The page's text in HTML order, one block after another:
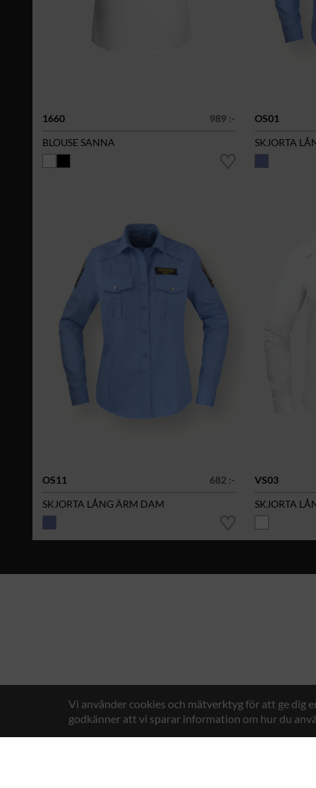
1660
989 :-
BLOUSE SANNA
OS01
SKJORTA
OS11
682 :-
SKJORTA LÅNG ÄRM DAM
VS03
SKJORTA
Vi använder cookies och mätverktyg för att ge dig
godkänner att vi sparar information om hur du